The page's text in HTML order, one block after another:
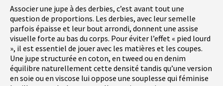
Associer une jupe à des derbies, c’est avant tout une
question de proportions. Les derbies, avec leur semelle
parfois épaisse et leur bout arrondi, donnent une assise
visuelle forte au bas du corps. Pour éviter l’effet « pied lourd
», il est essentiel de jouer avec les matières et les coupes.
Une jupe structurée en coton, en tweed ou en denim
équilibre naturellement cette densité tandis qu’une version
en soie ou en viscose lui oppose une souplesse qui féminise